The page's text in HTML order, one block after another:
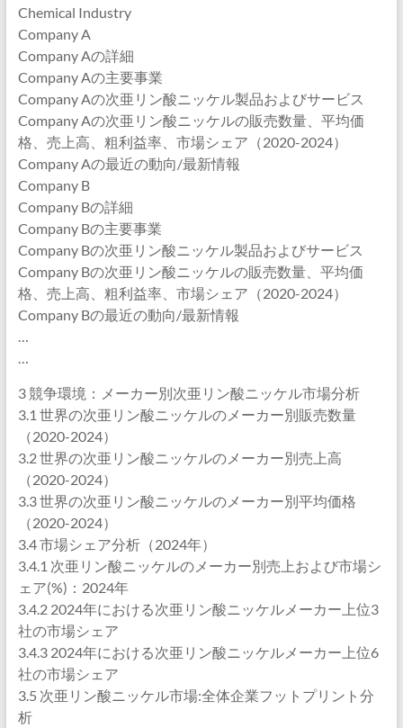
Chemical Industry
Company A
Company Aの詳細
Company Aの主要事業
Company Aの次亜リン酸ニッケル製品およびサービス
Company Aの次亜リン酸ニッケルの販売数量、平均価
格、売上高、粗利益率、市場シェア（2020-2024）
Company Aの最近の動向/最新情報
Company B
Company Bの詳細
Company Bの主要事業
Company Bの次亜リン酸ニッケル製品およびサービス
Company Bの次亜リン酸ニッケルの販売数量、平均価
格、売上高、粗利益率、市場シェア（2020-2024）
Company Bの最近の動向/最新情報
…
…
3 競争環境：メーカー別次亜リン酸ニッケル市場分析
3.1 世界の次亜リン酸ニッケルのメーカー別販売数量
（2020-2024）
3.2 世界の次亜リン酸ニッケルのメーカー別売上高
（2020-2024）
3.3 世界の次亜リン酸ニッケルのメーカー別平均価格
（2020-2024）
3.4 市場シェア分析（2024年）
3.4.1 次亜リン酸ニッケルのメーカー別売上および市場シ
ェア(%)：2024年
3.4.2 2024年における次亜リン酸ニッケルメーカー上位3
社の市場シェア
3.4.3 2024年における次亜リン酸ニッケルメーカー上位6
社の市場シェア
3.5 次亜リン酸ニッケル市場:全体企業フットプリント分
析